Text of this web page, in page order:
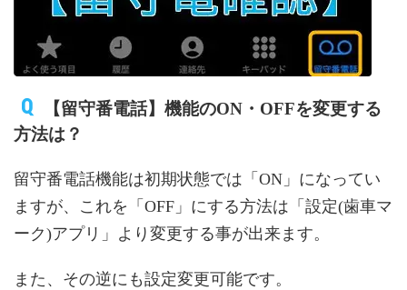
【留守番電話】機能のON・OFFを変更する
方法は？
留守番電話機能は初期状態では「ON」になってい
ますが、これを「OFF」にする方法は「設定(歯車マ
ーク)アプリ」より変更する事が出来ます。
また、その逆にも設定変更可能です。